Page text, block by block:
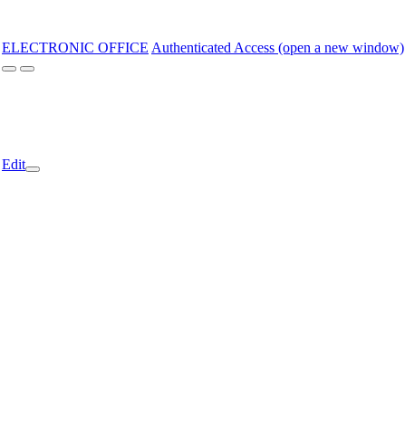
ELECTRONIC OFFICE Authenticated Access (open a new window)
Edit